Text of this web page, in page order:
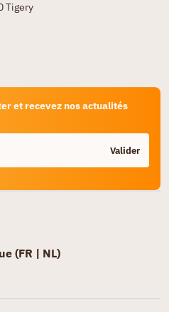
Tigery
et recevez nos actualités
Valider
(FR | NL)